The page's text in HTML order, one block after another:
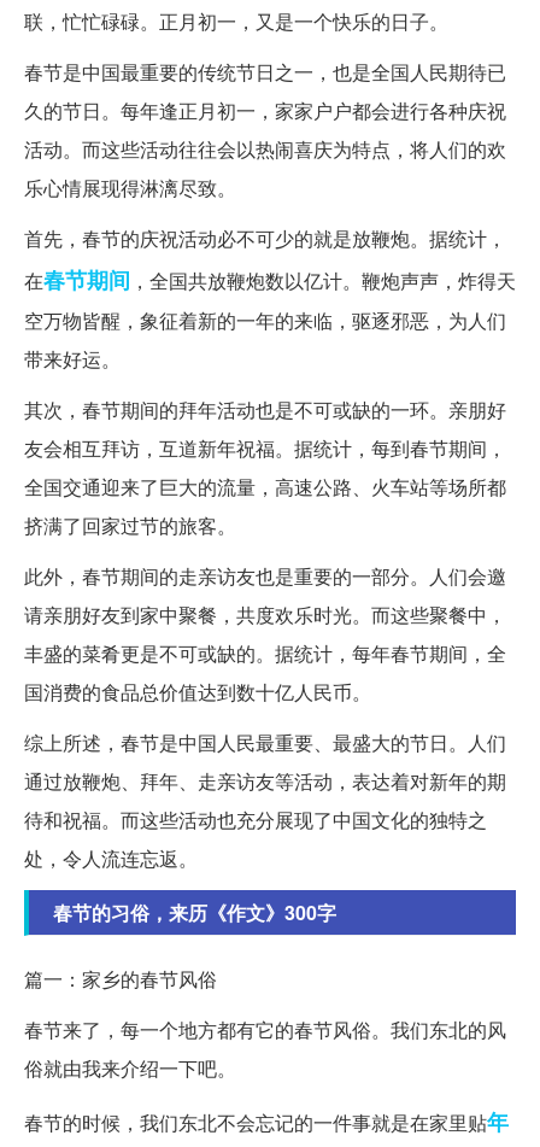
联，忙忙碌碌。正月初一，又是一个快乐的日子。
春节是中国最重要的传统节日之一，也是全国人民期待已
久的节日。每年逢正月初一，家家户户都会进行各种庆祝
活动。而这些活动往往会以热闹喜庆为特点，将人们的欢
乐心情展现得淋漓尽致。
首先，春节的庆祝活动必不可少的就是放鞭炮。据统计，
在春节期间 ，全国共放鞭炮数以亿计。鞭炮声声，炸得天
空万物皆醒，象征着新的一年的来临，驱逐邪恶，为人们
带来好运。
其次，春节期间的拜年活动也是不可或缺的一环。亲朋好
友会相互拜访，互道新年祝福。据统计，每到春节期间，
全国交通迎来了巨大的流量，高速公路、火车站等场所都
挤满了回家过节的旅客。
此外，春节期间的走亲访友也是重要的一部分。人们会邀
请亲朋好友到家中聚餐，共度欢乐时光。而这些聚餐中，
丰盛的菜肴更是不可或缺的。据统计，每年春节期间，全
国消费的食品总价值达到数十亿人民币。
综上所述，春节是中国人民最重要、最盛大的节日。人们
通过放鞭炮、拜年、走亲访友等活动，表达着对新年的期
待和祝福。而这些活动也充分展现了中国文化的独特之
处，令人流连忘返。
春节的习俗，来历《作文》300字
篇一：家乡的春节风俗
春节来了，每一个地方都有它的春节风俗。我们东北的风
俗就由我来介绍一下吧。
春节的时候，我们东北不会忘记的一件事就是在家里贴年